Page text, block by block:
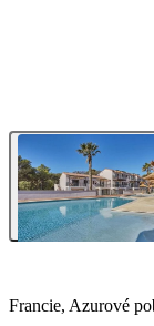
Francie, Azurové